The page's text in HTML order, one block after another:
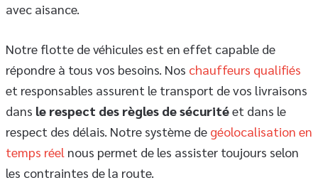
avec aisance.
Notre flotte de véhicules est en effet capable de
répondre à tous vos besoins. Nos chauffeurs qualifiés
et responsables assurent le transport de vos livraisons
dans le respect des règles de sécuritéet dans le
respect des délais. Notre système de géolocalisation en
temps réel nous permet de les assister toujours selon
les contraintes de la route.